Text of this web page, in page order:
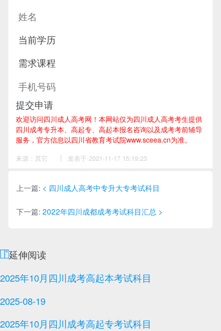
提交申请
欢迎访问四川成人高考网！ 本网站仅为四川成人高考考生提供
四川成考专升本、高起专、高起本报名咨询以及成考考前辅导
服务，官方信息以四川省教育考试院www.sceea.cn为准。
来源：其它
李
师
发表于 2021-11-17 15:19:23
上一篇: < 四川成人高考中专升大专考试科目
下一篇:2022年四川成都成考考试科目汇总 >
延伸阅读
2025年10月四川成考高起本考试科目
2025-08-19
2025年10月四川成考高起专考试科目